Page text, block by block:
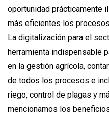
oportunidad prácticamente
más eficientes los
La digitalización para el
herramienta indispensable
en la gestión agrícola,
de todos los procesos e
riego, control de plagas y
mencionamos los